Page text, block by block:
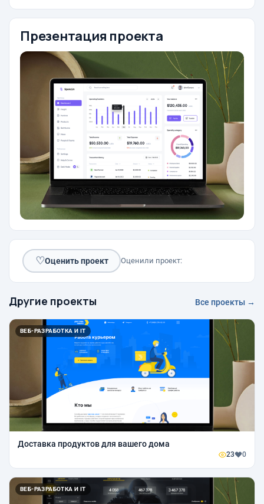
Презентация проекта
♡Оценить проект Оценили проект:
Другие проекты Все проекты →
ВЕБ-РАЗРАБОТКА И IT
Доставка продуктов для вашего дома
23 0
ВЕБ-РАЗРАБОТКА И IT